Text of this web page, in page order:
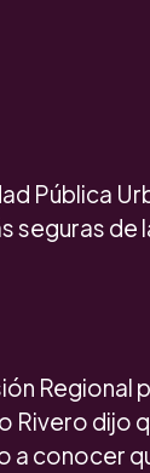
Pública
seguras de
Regional
Rivero dijo
a conocer